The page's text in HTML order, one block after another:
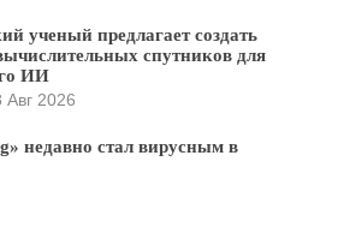
ученый предлагает создать
спутников для
ИИ
Авг 2026
недавно стал вирусным в